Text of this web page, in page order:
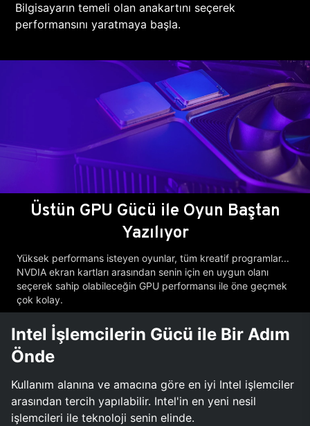
Bilgisayarın temeli olan anakartını seçerek
performansını yaratmaya başla.
Üstün GPU Gücü ile Oyun Baştan
Yazılıyor
Yüksek performans isteyen oyunlar, tüm kreatif programlar...
NVDIA ekran kartları arasından senin için en uygun olanı
seçerek sahip olabileceğin GPU performansı ile öne geçmek
çok kolay.
Intel İşlemcilerin Gücü ile Bir Adım
Önde
Kullanım alanına ve amacına göre en iyi Intel işlemciler
arasından tercih yapılabilir. Intel'in en yeni nesil
işlemcileri ile teknoloji senin elinde.